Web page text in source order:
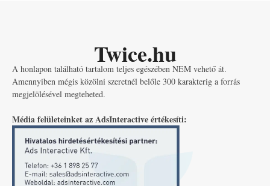
Twice.hu
A honlapon található tartalom teljes egészében NEM vehető át.
Amennyiben mégis közölni szeretnél belőle 300 karakterig a forrás
megjelölésével megteheted.
Média felületeinket az AdsInteractive értékesíti: